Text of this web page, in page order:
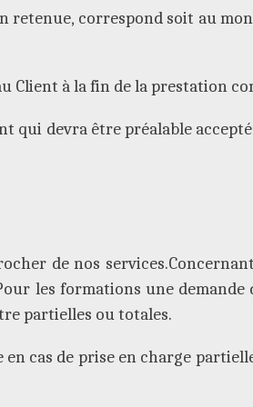
retenue, correspond soit au
Client à la fin de la prestation
qui devra être préalable
de nos
les formations une
partielles ou totales.
cas de prise en charge